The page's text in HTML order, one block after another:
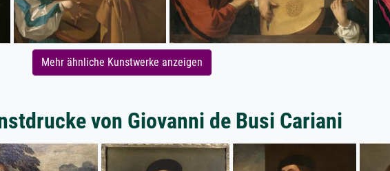
Mehr ähnliche Kunstwerke anzeigen
von Giovanni de Busi Cariani